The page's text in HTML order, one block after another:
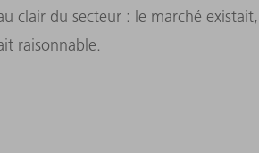
clair du secteur : le marché existait,
raisonnable.